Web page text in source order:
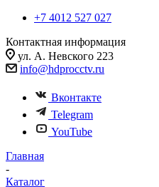
+7 4012 527 027
Контактная информация
ул. А. Невского 223
info@hdprocctv.ru
Вконтакте
Telegram
YouTube
Главная
-
Каталог